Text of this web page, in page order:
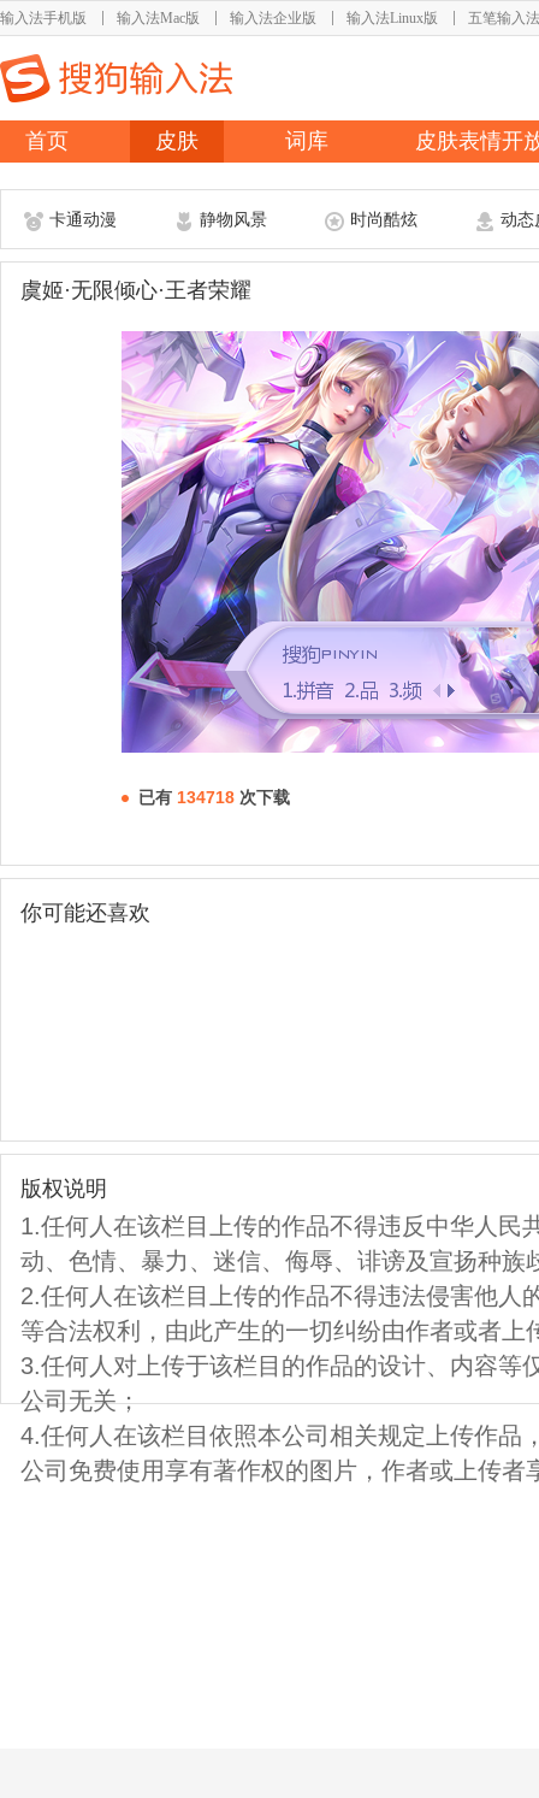
输入法手机版 输入法Mac版 输入法企业版 输入法Linux版 五笔输入法
首页 皮肤 词库 皮肤表情开
卡通动漫 静物风景 时尚酷炫 动态
虞姬·无限倾心·王者荣耀
已有 134718 次下载
你可能还喜欢
版权说明
1.任何人在该栏目上传的作品不得违反中华人民
动、色情、暴力、迷信、侮辱、诽谤及宣扬种族
2.任何人在该栏目上传的作品不得违法侵害他人
等合法权利，由此产生的一切纠纷由作者或者上
3.任何人对上传于该栏目的作品的设计、内容等
公司无关；
4.任何人在该栏目依照本公司相关规定上传作品
公司免费使用享有著作权的图片，作者或上传者